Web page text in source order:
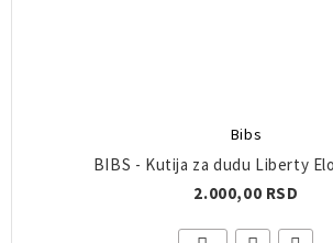
Bibs
BIBS - Kutija za dudu Liberty
2.000,00 RSD